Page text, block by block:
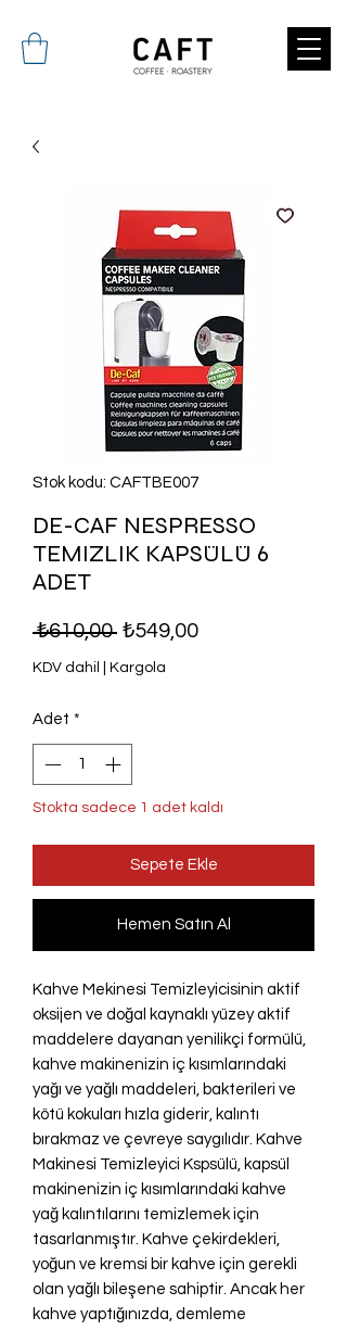
Stok kodu: CAFTBE007
DE-CAF NESPRESSO
TEMIZLIK KAPSÜLÜ 6
ADET
₺610,00 Normal Fiyat
₺549,00İndirimli Fiyat
KDV dahil Kargola
Adet *
Stokta sadece 1 adet kaldı
Sepete Ekle
Hemen Satın Al
Kahve Mekinesi Temizleyicisinin aktif
oksijen ve doğal kaynaklı yüzey aktif
maddelere dayanan yenilikçi formülü,
kahve makinenizin iç kısımlarındaki
yağı ve yağlı maddeleri, bakterileri ve
kötü kokuları hızla giderir, kalıntı
bırakmaz ve çevreye saygılıdır. Kahve
Makinesi Temizleyici Kspsülü, kapsül
makinenizin iç kısımlarındaki kahve
yağ kalıntılarını temizlemek için
tasarlanmıştır. Kahve çekirdekleri,
yoğun ve kremsi bir kahve için gerekli
olan yağlı bileşene sahiptir. Ancak her
kahve yaptığınızda, demleme